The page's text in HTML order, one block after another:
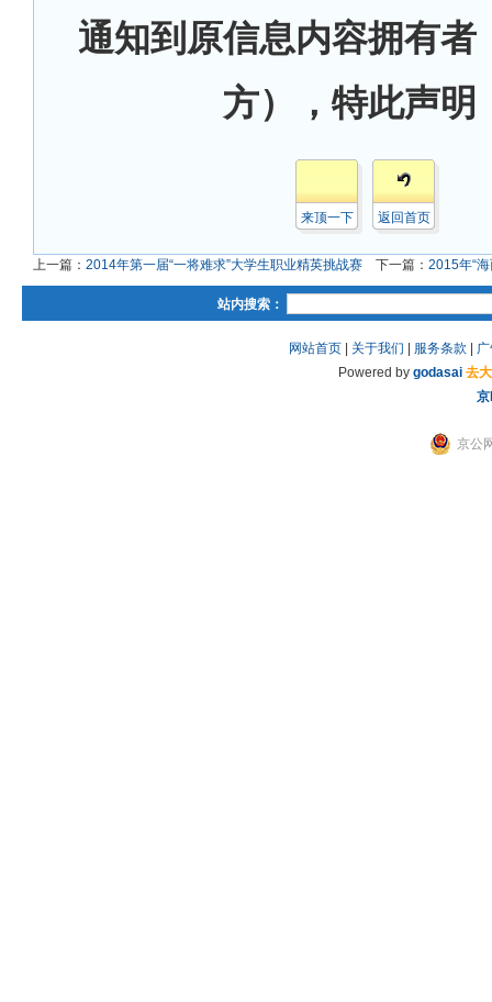
通知到原信息内容拥有者
方），特此声明
来顶一下 返回首页
上一篇： 2014年第一届“一将难求”大学生职业精英挑战赛 下一篇： 2015年“
站内搜索：
网站首页| 关于我们 服务条款
Powered by godasai 去
京公